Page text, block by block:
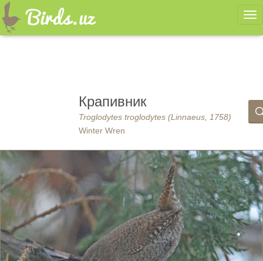
Крапивник
Troglodytes troglodytes (Linnaeus, 1758)
Winter Wren